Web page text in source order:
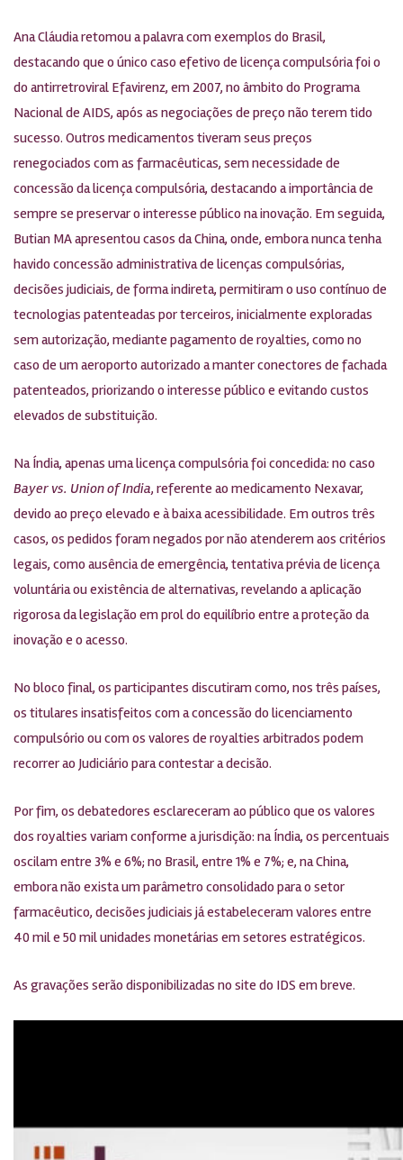
Ana Cláudia retomou a palavra com exemplos do Brasil,
destacando que o único caso efetivo de licença compulsória foi o
do antirretroviral Efavirenz, em 2007, no âmbito do Programa
Nacional de AIDS, após as negociações de preço não terem tido
sucesso. Outros medicamentos tiveram seus preços
renegociados com as farmacêuticas, sem necessidade de
concessão da licença compulsória, destacando a importância de
sempre se preservar o interesse público na inovação. Em seguida,
Butian MA apresentou casos da China, onde, embora nunca tenha
havido concessão administrativa de licenças compulsórias,
decisões judiciais, de forma indireta, permitiram o uso contínuo de
tecnologias patenteadas por terceiros, inicialmente exploradas
sem autorização, mediante pagamento de royalties, como no
caso de um aeroporto autorizado a manter conectores de fachada
patenteados, priorizando o interesse público e evitando custos
elevados de substituição.
Na Índia, apenas uma licença compulsória foi concedida: no caso
Bayer vs. Union of India, referente ao medicamento Nexavar,
devido ao preço elevado e à baixa acessibilidade. Em outros três
casos, os pedidos foram negados por não atenderem aos critérios
legais, como ausência de emergência, tentativa prévia de licença
voluntária ou existência de alternativas, revelando a aplicação
rigorosa da legislação em prol do equilíbrio entre a proteção da
inovação e o acesso.
No bloco final, os participantes discutiram como, nos três países,
os titulares insatisfeitos com a concessão do licenciamento
compulsório ou com os valores de royalties arbitrados podem
recorrer ao Judiciário para contestar a decisão.
Por fim, os debatedores esclareceram ao público que os valores
dos royalties variam conforme a jurisdição: na Índia, os percentuais
oscilam entre 3% e 6%; no Brasil, entre 1% e 7%; e, na China,
embora não exista um parâmetro consolidado para o setor
farmacêutico, decisões judiciais já estabeleceram valores entre
40 mil e 50 mil unidades monetárias em setores estratégicos.
As gravações serão disponibilizadas no site do IDS em breve.